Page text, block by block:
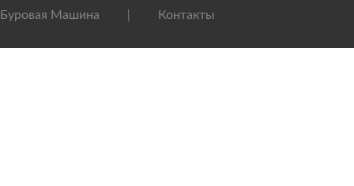
Буровая Машина Контакты